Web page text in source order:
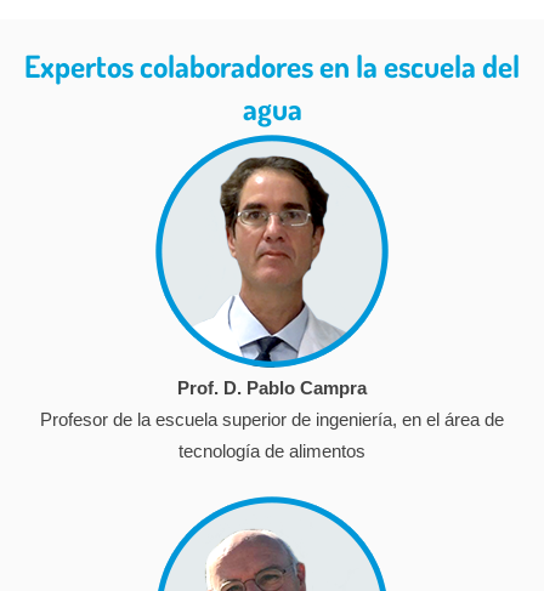
Expertos colaboradores en la escuela del
agua
Prof. D. Pablo Campra
Profesor de la escuela superior de ingeniería, en el área de
tecnología de alimentos